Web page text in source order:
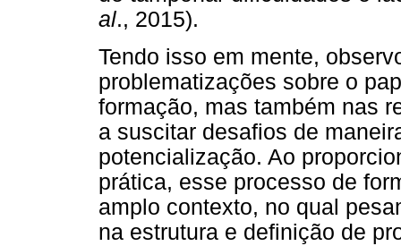
al., 2015).
Tendo isso em mente,
problematizações sobre o
formação, mas também nas
a suscitar desafios de
potencialização. Ao
prática, esse processo de
amplo contexto, no qual
na estrutura e definição de